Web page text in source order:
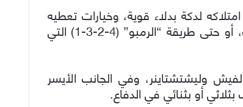
لدكة بدلاء قوية، وخيارات تعطيه
مرونة تكتيكية أكبر، إن فضل أليغري اللعب بثلاثي في الخلف، أو حتى طريقة “الرمبو” (4-2-3-1) التي
وليشتشتاينر، وفي الجانب الأيسر
أو بثنائي في الدفاع.